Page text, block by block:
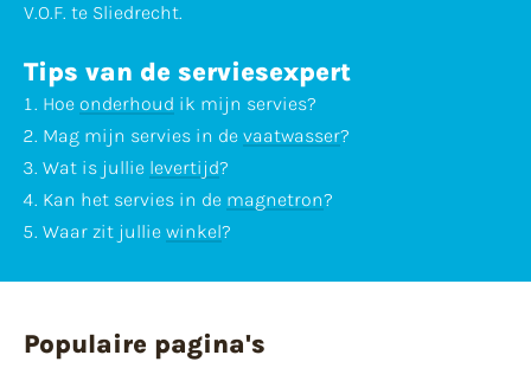
V.O.F. te Sliedrecht.
Tips van de serviesexpert
Hoe onderhoud ik mijn servies?
Mag mijn servies in de vaatwasser?
Wat is jullie levertijd?
Kan het servies in de magnetron?
Waar zit jullie winkel?
Populaire pagina's